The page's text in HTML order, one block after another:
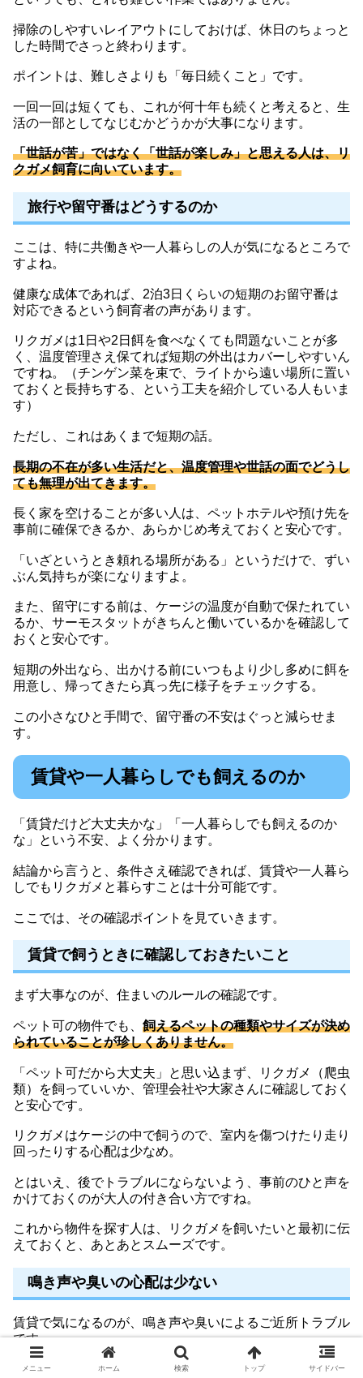
掃除のしやすいレイアウトにしておけば、休日のちょっと
した時間でさっと終わります。
ポイントは、難しさよりも「毎日続くこと」です。
一回一回は短くても、これが何十年も続くと考えると、生
活の一部としてなじむかどうかが大事になります。
「世話が苦」ではなく「世話が楽しみ」と思える人は、リ
クガメ飼育に向いています。
旅行や留守番はどうするのか
ここは、特に共働きや一人暮らしの人が気になるところで
すよね。
健康な成体であれば、2泊3日くらいの短期のお留守番は
対応できるという飼育者の声があります。
リクガメは1日や2日餌を食べなくても問題ないことが多
く、温度管理さえ保てれば短期の外出はカバーしやすいん
ですね。（チンゲン菜を束で、ライトから遠い場所に置い
ておくと長持ちする、という工夫を紹介している人もいま
す）
ただし、これはあくまで短期の話。
長期の不在が多い生活だと、温度管理や世話の面でどうし
ても無理が出てきます。
長く家を空けることが多い人は、ペットホテルや預け先を
事前に確保できるか、あらかじめ考えておくと安心です。
「いざというとき頼れる場所がある」というだけで、ずい
ぶん気持ちが楽になりますよ。
また、留守にする前は、ケージの温度が自動で保たれてい
るか、サーモスタットがきちんと働いているかを確認して
おくと安心です。
短期の外出なら、出かける前にいつもより少し多めに餌を
用意し、帰ってきたら真っ先に様子をチェックする。
この小さなひと手間で、留守番の不安はぐっと減らせま
す。
賃貸や一人暮らしでも飼えるのか
「賃貸だけど大丈夫かな」「一人暮らしでも飼えるのか
な」という不安、よく分かります。
結論から言うと、条件さえ確認できれば、賃貸や一人暮ら
しでもリクガメと暮らすことは十分可能です。
ここでは、その確認ポイントを見ていきます。
賃貸で飼うときに確認しておきたいこと
まず大事なのが、住まいのルールの確認です。
ペット可の物件でも、 飼えるペットの種類やサイズが決め
られていることが珍しくありません。
「ペット可だから大丈夫」と思い込まず、リクガメ（爬虫
類）を飼っていいか、管理会社や大家さんに確認しておく
と安心です。
リクガメはケージの中で飼うので、室内を傷つけたり走り
回ったりする心配は少なめ。
とはいえ、後でトラブルにならないよう、事前のひと声を
かけておくのが大人の付き合い方ですね。
これから物件を探す人は、リクガメを飼いたいと最初に伝
えておくと、あとあとスムーズです。
鳴き声や臭いの心配は少ない
賃貸で気になるのが、鳴き声や臭いによるご近所トラブル
です。
その点、リクガメはとても静かな生き物。
メニュー ホーム 検索 トップ サイドバー